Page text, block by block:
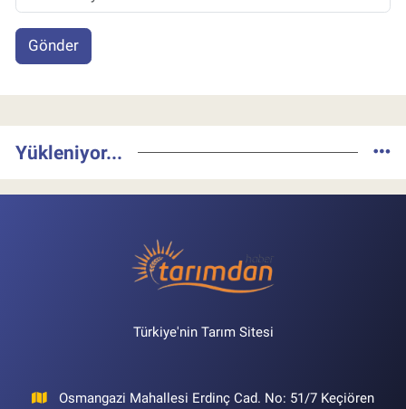
Gönder
Yükleniyor...
Türkiye'nin Tarım Sitesi
Osmangazi Mahallesi Erdinç Cad. No: 51/7 Keçiören